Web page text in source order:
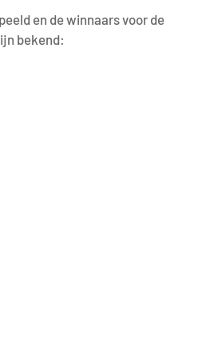
en de winnaars voor de
bekend: